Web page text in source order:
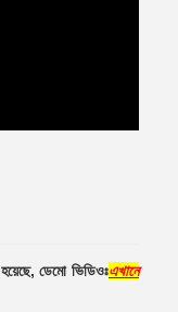
ডেমো ভিডিওঃএখানে